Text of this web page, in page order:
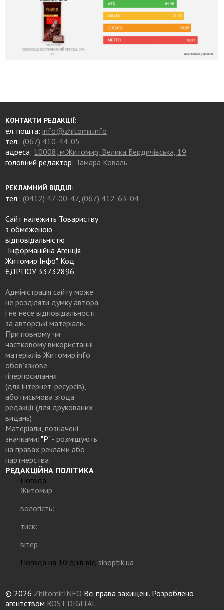
КОНТАКТИ РЕДАКЦІЇ:
ел. пошта:info@zhitomir.info
тел.: (067) 410-44-05
адреса: 10008, м.Житомир, Велика Бердичівська, 19
головний редактор: Тамара Коваль
РЕКЛАМНИЙ ВІДДІЛ:
тел.: (0412) 47-00-47, (067) 412-63-04
Сайт належить Товариству
з обмеженою
відповідальністю
"Інформаційна Агенція
Житомир Інфо". Код
ЄДРПОУ 33732896
Адміністрація сайту може
не розділяти думку автора
і не несе відповідальності
за авторські матеріали.
При повному чи
частковому використанні
матеріалів Житомир.info
обов’язкове
гіперпосилання
(для інтернет-ресурсів),
або письмова згода
редакції (для друкованих
видань)
Матеріали, позначені
значками: "Р"- розміщують
на правах реклами або
партнерства
РЕДАКЦІЙНА ПОЛІТИКА
Погода
Житомир
вологість:
тиск:
вітер:
Погода на 10 днів від sinoptik.ua
© 2026 Zhitomir.INFO Всі права захищені. Розроблено
агентством ROST DIGITAL